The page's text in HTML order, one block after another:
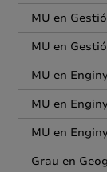
MU en
MU en
MU en
MU en
MU en
Grau en